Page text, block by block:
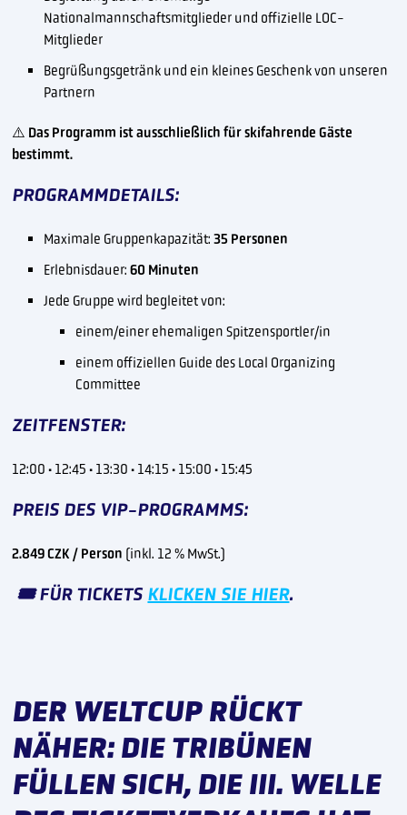
Nationalmannschaftsmitglieder und offizielle LOC-
Mitglieder
Begrüßungsgetränk und ein kleines Geschenk von unseren
Partnern
⚠️ Das Programm ist ausschließlich für skifahrende Gäste
bestimmt.
PROGRAMMDETAILS:
Maximale Gruppenkapazität:35 Personen
Erlebnisdauer:60 Minuten
Jede Gruppe wird begleitet von:
einem/einer ehemaligen Spitzensportler/in
einem offiziellen Guide des Local Organizing
Committee
ZEITFENSTER:
12:00 · 12:45 · 13:30 · 14:15 · 15:00 · 15:45
PREIS DES VIP-PROGRAMMS:
2.849 CZK / Person (inkl. 12 % MwSt.)
🎟️ FÜR TICKETS KLICKEN SIE HIER.
DER WELTCUP RÜCKT
NÄHER: DIE TRIBÜNEN
FÜLLEN SICH, DIE III. WELLE